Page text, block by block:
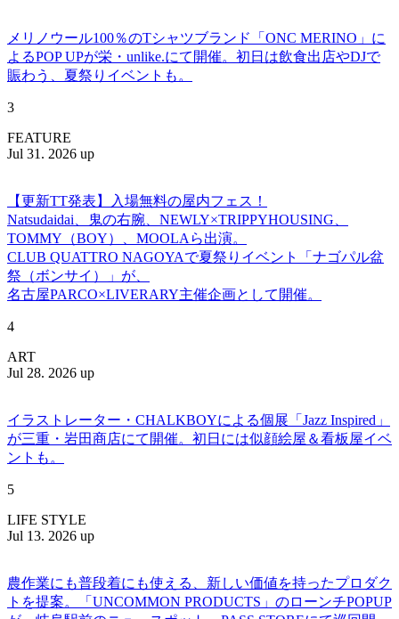
メリノウール100％のTシャツブランド「ONC MERINO」に
よるPOP UPが栄・unlike.にて開催。初日は飲食出店やDJで
賑わう、夏祭りイベントも。
3
FEATURE
Jul 31. 2026 up
【更新TT発表】入場無料の屋内フェス！
Natsudaidai、鬼の右腕、NEWLY×TRIPPYHOUSING、
TOMMY（BOY）、MOOLAら出演。
CLUB QUATTRO NAGOYAで夏祭りイベント「ナゴパル盆
祭（ボンサイ）」が、
名古屋PARCO×LIVERARY主催企画として開催。
4
ART
Jul 28. 2026 up
イラストレーター・CHALKBOYによる個展「Jazz Inspired」
が三重・岩田商店にて開催。初日には似顔絵屋＆看板屋イベ
ントも。
5
LIFE STYLE
Jul 13. 2026 up
農作業にも普段着にも使える、新しい価値を持ったプロダク
トを提案。「UNCOMMON PRODUCTS」のローンチPOPUP